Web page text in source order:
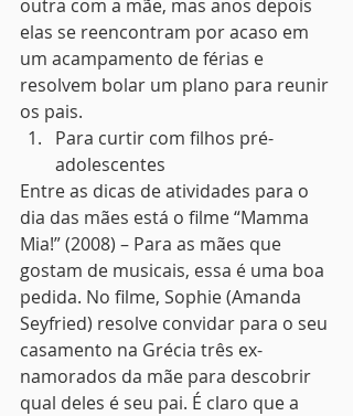
outra com a mãe, mas anos depois
elas se reencontram por acaso em
um acampamento de férias e
resolvem bolar um plano para reunir
os pais.
Para curtir com filhos pré-
adolescentes
Entre as dicas de atividades para o
dia das mães está o filme “Mamma
Mia!” (2008) – Para as mães que
gostam de musicais, essa é uma boa
pedida. No filme, Sophie (Amanda
Seyfried) resolve convidar para o seu
casamento na Grécia três ex-
namorados da mãe para descobrir
qual deles é seu pai. É claro que a